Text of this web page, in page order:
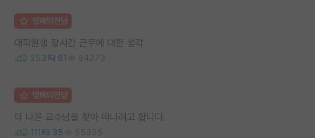
명예의전당
대학원생 장시간 근무에 대한 생각
253 61 84273
명예의전당
더 나은 교수님을 찾아 떠나려고 합니다.
111 35 55355